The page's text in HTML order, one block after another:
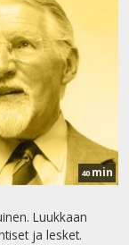
40 min
Luukkaan
ja lesket.